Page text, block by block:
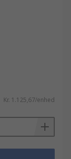
Kr. 1.125,67/enhed